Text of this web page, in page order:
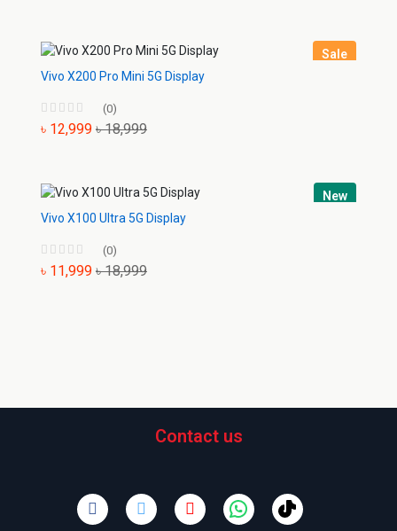
Sale
Vivo X200 Pro Mini 5G Display
(0)
৳ 12,999 ৳ 18,999
New
Vivo X100 Ultra 5G Display
(0)
৳ 11,999 ৳ 18,999
Contact us